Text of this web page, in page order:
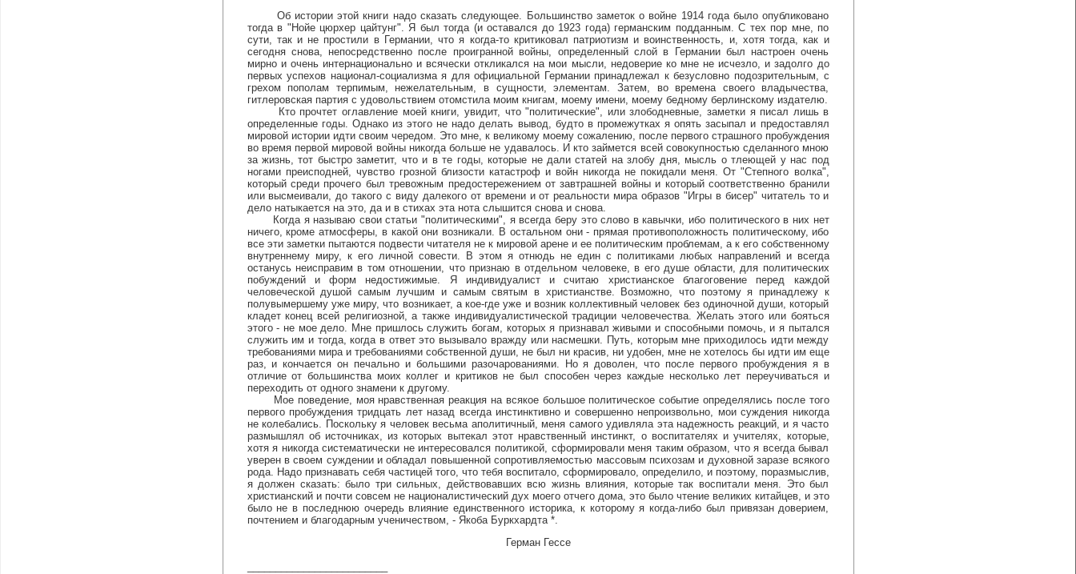
Об истории этой книги надо сказать следующее. Большинство заметок о войне 1914 года было опубликовано
тогда в "Нойе цюрхер цайтунг". Я был тогда (и оставался до 1923 года) германским подданным. С тех пор мне, по
сути, так и не простили в Германии, что я когда-то критиковал патриотизм и воинственность, и, хотя тогда, как и
сегодня снова, непосредственно после проигранной войны, определенный слой в Германии был настроен очень
мирно и очень интернационально и всячески откликался на мои мысли, недоверие ко мне не исчезло, и задолго до
первых успехов национал-социализма я для официальной Германии принадлежал к безусловно подозрительным, с
грехом пополам терпимым, нежелательным, в сущности, элементам. Затем, во времена своего владычества,
гитлеровская партия с удовольствием отомстила моим книгам, моему имени, моему бедному берлинскому издателю.
Кто прочтет оглавление моей книги, увидит, что "политические", или злободневные, заметки я писал лишь в
определенные годы. Однако из этого не надо делать вывод, будто в промежутках я опять засыпал и предоставлял
мировой истории идти своим чередом. Это мне, к великому моему сожалению, после первого страшного пробуждения
во время первой мировой войны никогда больше не удавалось. И кто займется всей совокупностью сделанного мною
за жизнь, тот быстро заметит, что и в те годы, которые не дали статей на злобу дня, мысль о тлеющей у нас под
ногами преисподней, чувство грозной близости катастроф и войн никогда не покидали меня. От "Степного волка",
который среди прочего был тревожным предостережением от завтрашней войны и который соответственно бранили
или высмеивали, до такого с виду далекого от времени и от реальности мира образов "Игры в бисер" читатель то и
дело натыкается на это, да и в стихах эта нота слышится снова и снова.
Когда я называю свои статьи "политическими", я всегда беру это слово в кавычки, ибо политического в них нет
ничего, кроме атмосферы, в какой они возникали. В остальном они - прямая противоположность политическому, ибо
все эти заметки пытаются подвести читателя не к мировой арене и ее политическим проблемам, а к его собственному
внутреннему миру, к его личной совести. В этом я отнюдь не един с политиками любых направлений и всегда
останусь неисправим в том отношении, что признаю в отдельном человеке, в его душе области, для политических
побуждений и форм недостижимые. Я индивидуалист и считаю христианское благоговение перед каждой
человеческой душой самым лучшим и самым святым в христианстве. Возможно, что поэтому я принадлежу к
полувымершему уже миру, что возникает, а кое-где уже и возник коллективный человек без одиночной души, который
кладет конец всей религиозной, а также индивидуалистической традиции человечества. Желать этого или бояться
этого - не мое дело. Мне пришлось служить богам, которых я признавал живыми и способными помочь, и я пытался
служить им и тогда, когда в ответ это вызывало вражду или насмешки. Путь, которым мне приходилось идти между
требованиями мира и требованиями собственной души, не был ни красив, ни удобен, мне не хотелось бы идти им еще
раз, и кончается он печально и большими разочарованиями. Но я доволен, что после первого пробуждения я в
отличие от большинства моих коллег и критиков не был способен через каждые несколько лет переучиваться и
переходить от одного знамени к другому.
Мое поведение, моя нравственная реакция на всякое большое политическое событие определялись после того
первого пробуждения тридцать лет назад всегда инстинктивно и совершенно непроизвольно, мои суждения никогда
не колебались. Поскольку я человек весьма аполитичный, меня самого удивляла эта надежность реакций, и я часто
размышлял об источниках, из которых вытекал этот нравственный инстинкт, о воспитателях и учителях, которые,
хотя я никогда систематически не интересовался политикой, сформировали меня таким образом, что я всегда бывал
уверен в своем суждении и обладал повышенной сопротивляемостью массовым психозам и духовной заразе всякого
рода. Надо признавать себя частицей того, что тебя воспитало, сформировало, определило, и поэтому, поразмыслив,
я должен сказать: было три сильных, действовавших всю жизнь влияния, которые так воспитали меня. Это был
христианский и почти совсем не националистический дух моего отчего дома, это было чтение великих китайцев, и это
было не в последнюю очередь влияние единственного историка, к которому я когда-либо был привязан доверием,
почтением и благодарным ученичеством, - Якоба Буркхардта *.
Герман Гессе